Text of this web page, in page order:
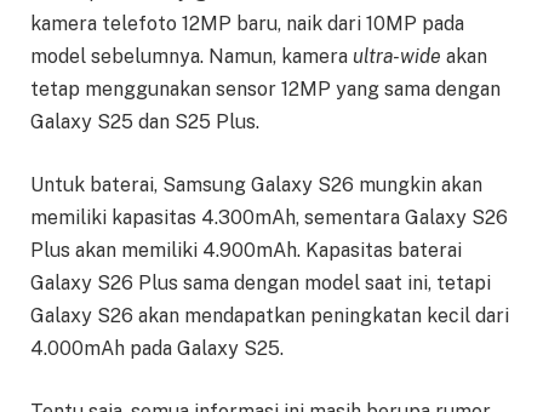
kamera telefoto 12MP baru, naik dari 10MP pada
model sebelumnya. Namun, kamera ultra-wide akan
tetap menggunakan sensor 12MP yang sama dengan
Galaxy S25 dan S25 Plus.
Untuk baterai, Samsung Galaxy S26 mungkin akan
memiliki kapasitas 4.300mAh, sementara Galaxy S26
Plus akan memiliki 4.900mAh. Kapasitas baterai
Galaxy S26 Plus sama dengan model saat ini, tetapi
Galaxy S26 akan mendapatkan peningkatan kecil dari
4.000mAh pada Galaxy S25.